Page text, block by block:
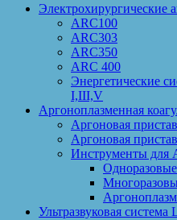
Электрохирургические
ARC100
ARC303
ARC350
ARC 400
Энергетические
I,III,V
Аргоноплазменная
Аргоновая
Аргоновая
Инструменты для
Ультразвуковая система